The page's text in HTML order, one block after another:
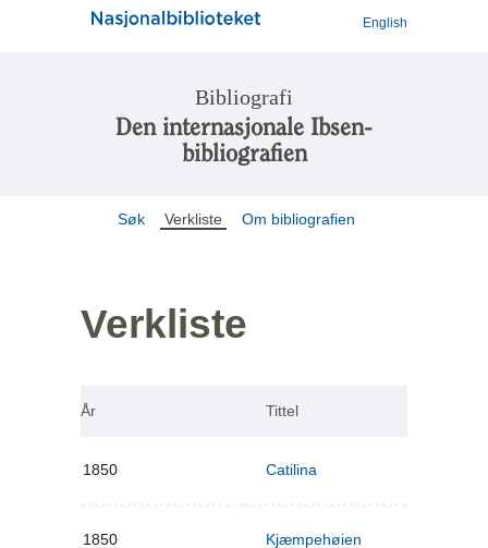
English
Bibliografi
Den internasjonale Ibsen-
bibliografien
Søk Verkliste Om bibliografien
Verkliste
År Tittel
1850 Catilina
1850 Kjæmpehøien